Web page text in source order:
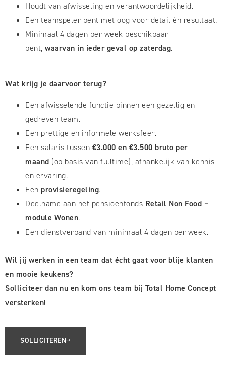
Houdt van afwisseling en verantwoordelijkheid.
Een teamspeler bent met oog voor detail én resultaat.
Minimaal 4 dagen per week beschikbaar
bent, waarvan in ieder geval op zaterdag.
Wat krijg je daarvoor terug?
Een afwisselende functie binnen een gezellig en
gedreven team.
Een prettige en informele werksfeer.
Een salaris tussen €3.000 en €3.500 bruto per
maand (op basis van fulltime), afhankelijk van kennis
en ervaring.
Een provisieregeling.
Deelname aan het pensioenfonds Retail Non Food –
module Wonen.
Een dienstverband van minimaal 4 dagen per week.
Wil jij werken in een team dat écht gaat voor blije klanten
en mooie keukens?
Solliciteer dan nu en kom ons team bij Total Home Concept
versterken!
SOLLICITEREN